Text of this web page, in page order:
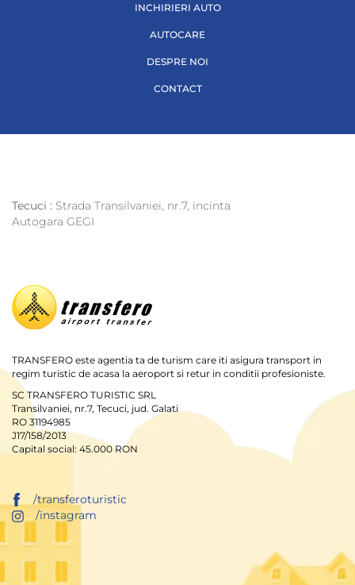
INCHIRIERI AUTO
AUTOCARE
DESPRE NOI
CONTACT
Tecuci : Strada Transilvaniei, nr.7, incinta
Autogara GEGI
TRANSFERO este agentia ta de turism care iti asigura transport in
regim turistic de acasa la aeroport si retur in conditii profesioniste.
SC TRANSFERO TURISTIC SRL
Transilvaniei, nr.7, Tecuci, jud. Galati
RO 31194985
J17/158/2013
Capital social: 45.000 RON
/transferoturistic
/instagram